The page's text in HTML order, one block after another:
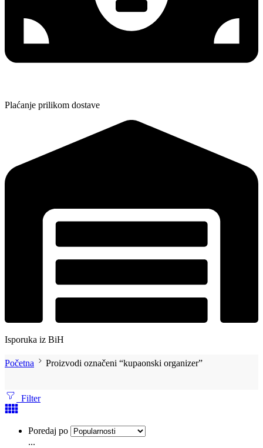
Plaćanje prilikom dostave
Isporuka iz BiH
Početna Proizvodi označeni “kupaonski organizer”
Filter
Poredaj po
...